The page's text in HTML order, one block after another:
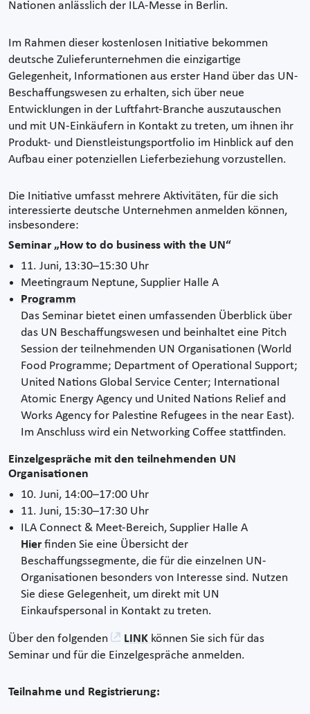
Nationen anlässlich der ILA-Messe in Berlin.
Im Rahmen dieser kostenlosen Initiative bekommen
deutsche Zulieferunternehmen die einzigartige
Gelegenheit, Informationen aus erster Hand über das UN-
Beschaffungswesen zu erhalten, sich über neue
Entwicklungen in der Luftfahrt-Branche auszutauschen
und mit UN-Einkäufern in Kontakt zu treten, um ihnen ihr
Produkt- und Dienstleistungsportfolio im Hinblick auf den
Aufbau einer potenziellen Lieferbeziehung vorzustellen.
Die Initiative umfasst mehrere Aktivitäten, für die sich
interessierte deutsche Unternehmen anmelden können,
insbesondere:
Seminar „How to do business with the UN“
11. Juni, 13:30–15:30 Uhr
Meetingraum Neptune, Supplier Halle A
Programm
Das Seminar bietet einen umfassenden Überblick über
das UN Beschaffungswesen und beinhaltet eine Pitch
Session der teilnehmenden UN Organisationen (World
Food Programme; Department of Operational Support;
United Nations Global Service Center; International
Atomic Energy Agency und United Nations Relief and
Works Agency for Palestine Refugees in the near East).
Im Anschluss wird ein Networking Coffee stattfinden.
Einzelgespräche mit den teilnehmenden UN
Organisationen
10. Juni, 14:00–17:00 Uhr
11. Juni, 15:30–17:30 Uhr
ILA Connect & Meet-Bereich, Supplier Halle A
Hierfinden Sie eine Übersicht der
Beschaffungssegmente, die für die einzelnen UN-
Organisationen besonders von Interesse sind. Nutzen
Sie diese Gelegenheit, um direkt mit UN
Einkaufspersonal in Kontakt zu treten.
Über den folgenden LINK können Sie sich für das
Seminar und für die Einzelgespräche anmelden.
Teilnahme und Registrierung: